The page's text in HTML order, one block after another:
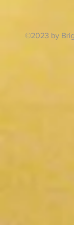
©2023 by